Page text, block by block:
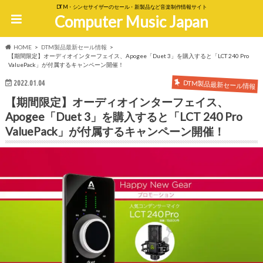
DTM・シンセサイザーのセール・新製品など音楽制作情報サイト
Computer Music Japan
HOME
DTM製品最新セール情報
【期間限定】オーディオインターフェイス、Apogee「Duet 3」を購入すると「LCT 240 Pro
ValuePack」が付属するキャンペーン開催！
2022.01.04 DTM製品最新セール情報
【期間限定】オーディオインターフェイス、
Apogee「Duet 3」を購入すると「LCT 240 Pro
ValuePack」が付属するキャンペーン開催！